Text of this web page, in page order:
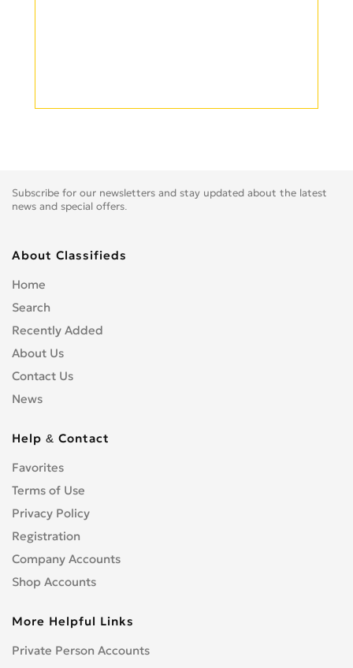
Subscribe for our newsletters and stay updated about the latest
news and special offers.
About Classifieds
Home
Search
Recently Added
About Us
Contact Us
News
Help & Contact
Favorites
Terms of Use
Privacy Policy
Registration
Company Accounts
Shop Accounts
More Helpful Links
Private Person Accounts